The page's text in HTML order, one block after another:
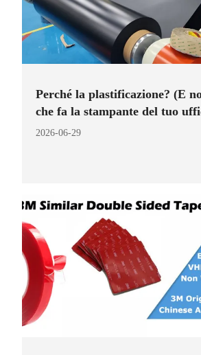
Perché la plastificazione? (E
che fa la stampante del tuo
2026-06-29